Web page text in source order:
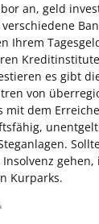
an, geld
Ihrem
es gibt
von
mit dem
gehen,
Kurparks.